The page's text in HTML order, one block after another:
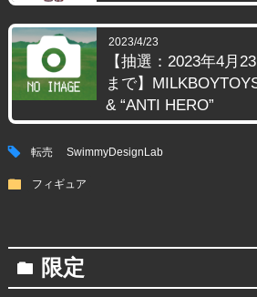
2023/4/23
【抽選：2023年4月
まで】
& “ANTI HERO”
tag 転売 SwimmyDesignLab
folder フィギュア
folder 限定